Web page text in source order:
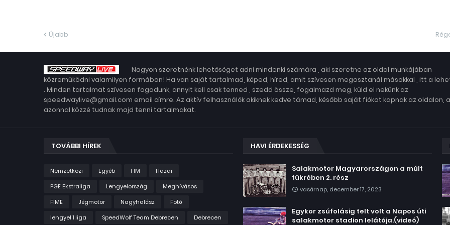
Újabb
Nagyon szeretnénk lehetőséget adni mindenki számára , aki szeretne az oldal munkájában
közreműködni valamilyen formában! Ha van saját tartalmad, képed, híred, amit szívesen megosztanál másokkal , itt a
. Minden tartalmat szívesen fogadunk, annyit kell csak tenned , szedd össze, fogalmazd meg, küld el nekünk az
speedwaylive@gmail.com email címre. Az aktív felhasználók akiknek kedve támad, később saját fiókot kapnak az oldalon,
azonnal közzé tudnak majd tenni tartalmakat.
TOVÁBBI HÍREK
Nemzetközi Egyéb FIM
Hazai
PGE Ekstraliga
Lengyelország
Meghívásos
FIME
Jégmotor Nagyhalász
Fotó
lengyel 1.liga
SpeedWolf Team Debrecen Debrecen
HAVI ÉRDEKESSÉG
Salakmotor Magyarországon a múlt
tükrében 2. rész
vasárnap, december 17, 2023
Egykor zsúfolásig telt volt a Napos úti
salakmotor stadion lelátója.(videó)